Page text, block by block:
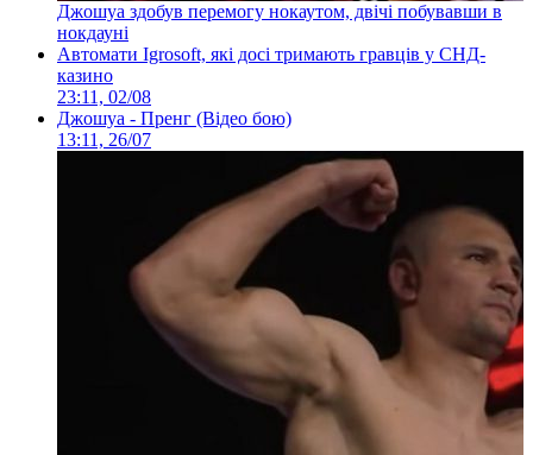
Джошуа здобув перемогу нокаутом, двічі побувавши в
нокдауні
Автомати Igrosoft, які досі тримають гравців у СНД-
казино
23:11, 02/08
Джошуа - Пренг (Відео бою)
13:11, 26/07